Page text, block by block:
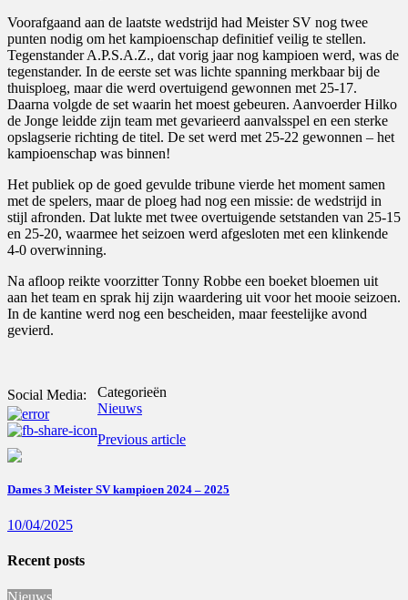
Voorafgaand aan de laatste wedstrijd had Meister SV nog twee
punten nodig om het kampioenschap definitief veilig te stellen.
Tegenstander A.P.S.A.Z., dat vorig jaar nog kampioen werd, was de
tegenstander. In de eerste set was lichte spanning merkbaar bij de
thuisploeg, maar die werd overtuigend gewonnen met 25-17.
Daarna volgde de set waarin het moest gebeuren. Aanvoerder Hilko
de Jonge leidde zijn team met gevarieerd aanvalsspel en een sterke
opslagserie richting de titel. De set werd met 25-22 gewonnen – het
kampioenschap was binnen!
Het publiek op de goed gevulde tribune vierde het moment samen
met de spelers, maar de ploeg had nog een missie: de wedstrijd in
stijl afronden. Dat lukte met twee overtuigende setstanden van 25-15
en 25-20, waarmee het seizoen werd afgesloten met een klinkende
4-0 overwinning.
Na afloop reikte voorzitter Tonny Robbe een boeket bloemen uit
aan het team en sprak hij zijn waardering uit voor het mooie seizoen.
In de kantine werd nog een bescheiden, maar feestelijke avond
gevierd.
Social Media:
Categorieën
Nieuws
Previous article
Dames 3 Meister SV kampioen 2024 – 2025
10/04/2025
Recent posts
Nieuws